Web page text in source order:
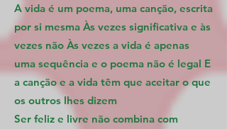
A vida é um poema, uma canção, escrita
por si mesma Às vezes significativa e às
vezes não Às vezes a vida é apenas
uma sequência e o poema não é legal E
a canção e a vida têm que aceitar o que
os outros lhes dizem
Ser feliz e livre não combina com